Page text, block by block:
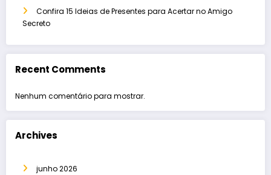
Confira 15 Ideias de Presentes para Acertar no Amigo
Secreto
Recent Comments
Nenhum comentário para mostrar.
Archives
junho 2026